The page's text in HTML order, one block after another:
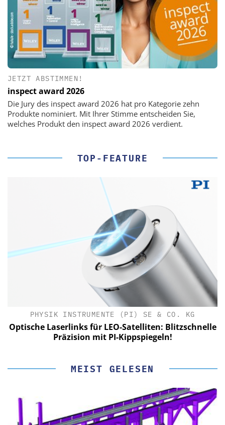
JETZT ABSTIMMEN!
inspect award 2026
Die Jury des inspect award 2026 hat pro Kategorie zehn
Produkte nominiert. Mit Ihrer Stimme entscheiden Sie,
welches Produkt den inspect award 2026 verdient.
TOP-FEATURE
PHYSIK INSTRUMENTE (PI) SE & CO. KG
Optische Laserlinks für LEO-Satelliten: Blitzschnelle
Präzision mit PI-Kippspiegeln!
MEIST GELESEN